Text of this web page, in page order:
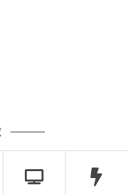
いく中、夫から妊
！【半分夫